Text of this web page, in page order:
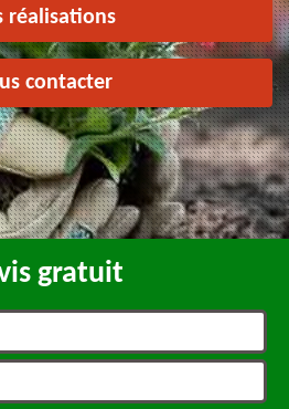
réalisations
contacter
gratuit